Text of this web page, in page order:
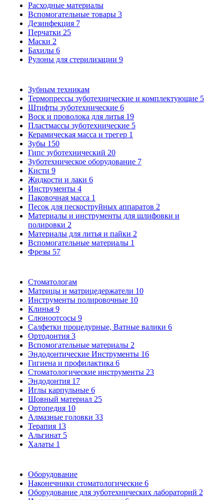
Расходные материалы
Вспомогательные товары 3
Дезинфекция 7
Перчатки 25
Маски 2
Бахилы 6
Рулоны для стерилизации 9
Зубным техникам
Термопрессы зуботехнические и комплектующие 5
Штифты зуботехнические 6
Воск и проволока для литья 19
Пластмассы зуботехнические 5
Керамическая масса и трегер 1
Зубы 150
Гипс зуботехнический 20
Зуботехническое оборудование 7
Кисти 9
Жидкости и лаки 6
Инструменты 4
Паковочная масса 1
Песок для пескоструйных аппаратов 2
Материалы и инструменты для шлифовки и
полировки 2
Материалы для литья и пайки 2
Вспомогательные материалы 1
Фрезы 57
Стоматологам
Матрицы и матрицедержатели 10
Инструменты полировочные 10
Клинья 9
Слюноотсосы 9
Салфетки процедурные, Ватные валики 6
Ортодонтия 3
Вспомогательные материалы 2
Эндодонтические Инструменты 16
Гигиена и профилактика 6
Стоматологические инструменты 23
Эндодонтия 17
Иглы карпульные 6
Шовный материал 25
Ортопедия 10
Алмазные головки 33
Терапия 13
Альгинат 5
Халаты 1
Оборудование
Наконечники стоматологические 6
Оборудование для зуботехнических лабораторий 2